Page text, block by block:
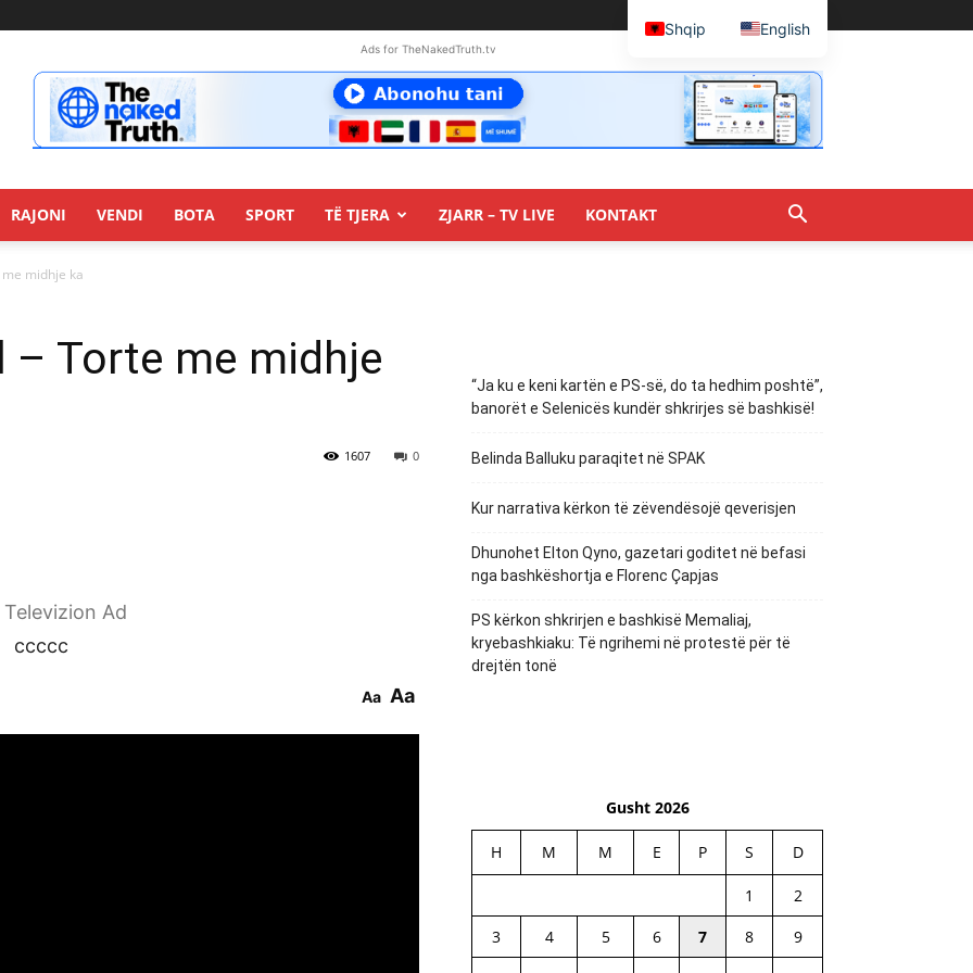
Ads for TheNakedTruth.tv
RAJONI VENDI BOTA SPORT TË TJERA ZJARR – TV LIVE KONTAKT
midhje ka
– Torte me midhje
0
1607
Ad
ccccc
Aa Aa
“Ja ku e keni kartën e PS-së, do ta hedhim poshtë”,
banorët e Selenicës kundër shkrirjes së bashkisë!
Belinda Balluku paraqitet në SPAK
Kur narrativa kërkon të zëvendësojë qeverisjen
Dhunohet Elton Qyno, gazetari goditet në befasi
nga bashkëshortja e Florenc Çapjas
PS kërkon shkrirjen e bashkisë Memaliaj,
kryebashkiaku: Të ngrihemi në protestë për të
drejtën tonë
Gusht 2026
H M M E P S D
1
2
3
4 5 6 7 8
9
Shqip English